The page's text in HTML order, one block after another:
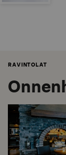
RAVINTOLAT